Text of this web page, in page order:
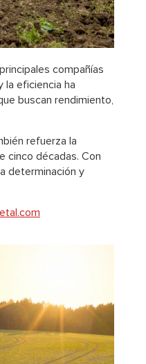
compañías
la eficiencia ha
buscan rendimiento,
refuerza la
cinco décadas. Con
determinación y